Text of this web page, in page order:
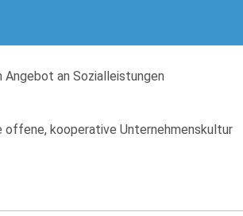
an Sozialleistungen
offene, kooperative Unternehmenskultur